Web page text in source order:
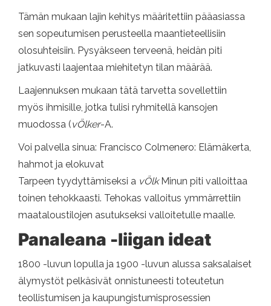
Tämän mukaan lajin kehitys määritettiin pääasiassa
sen sopeutumisen perusteella maantieteellisiin
olosuhteisiin. Pysyäkseen terveenä, heidän piti
jatkuvasti laajentaa miehitetyn tilan määrää.
Laajennuksen mukaan tätä tarvetta sovellettiin
myös ihmisille, jotka tulisi ryhmitellä kansojen
muodossa (vÖlker-A.
Voi palvella sinua: Francisco Colmenero: Elämäkerta,
hahmot ja elokuvat
Tarpeen tyydyttämiseksi a vÖlkMinun piti valloittaa
toinen tehokkaasti. Tehokas valloitus ymmärrettiin
maataloustilojen asutukseksi valloitetulle maalle.
Panaleana -liigan ideat
1800 -luvun lopulla ja 1900 -luvun alussa saksalaiset
älymystöt pelkäsivät onnistuneesti toteutetun
teollistumisen ja kaupungistumisprosessien